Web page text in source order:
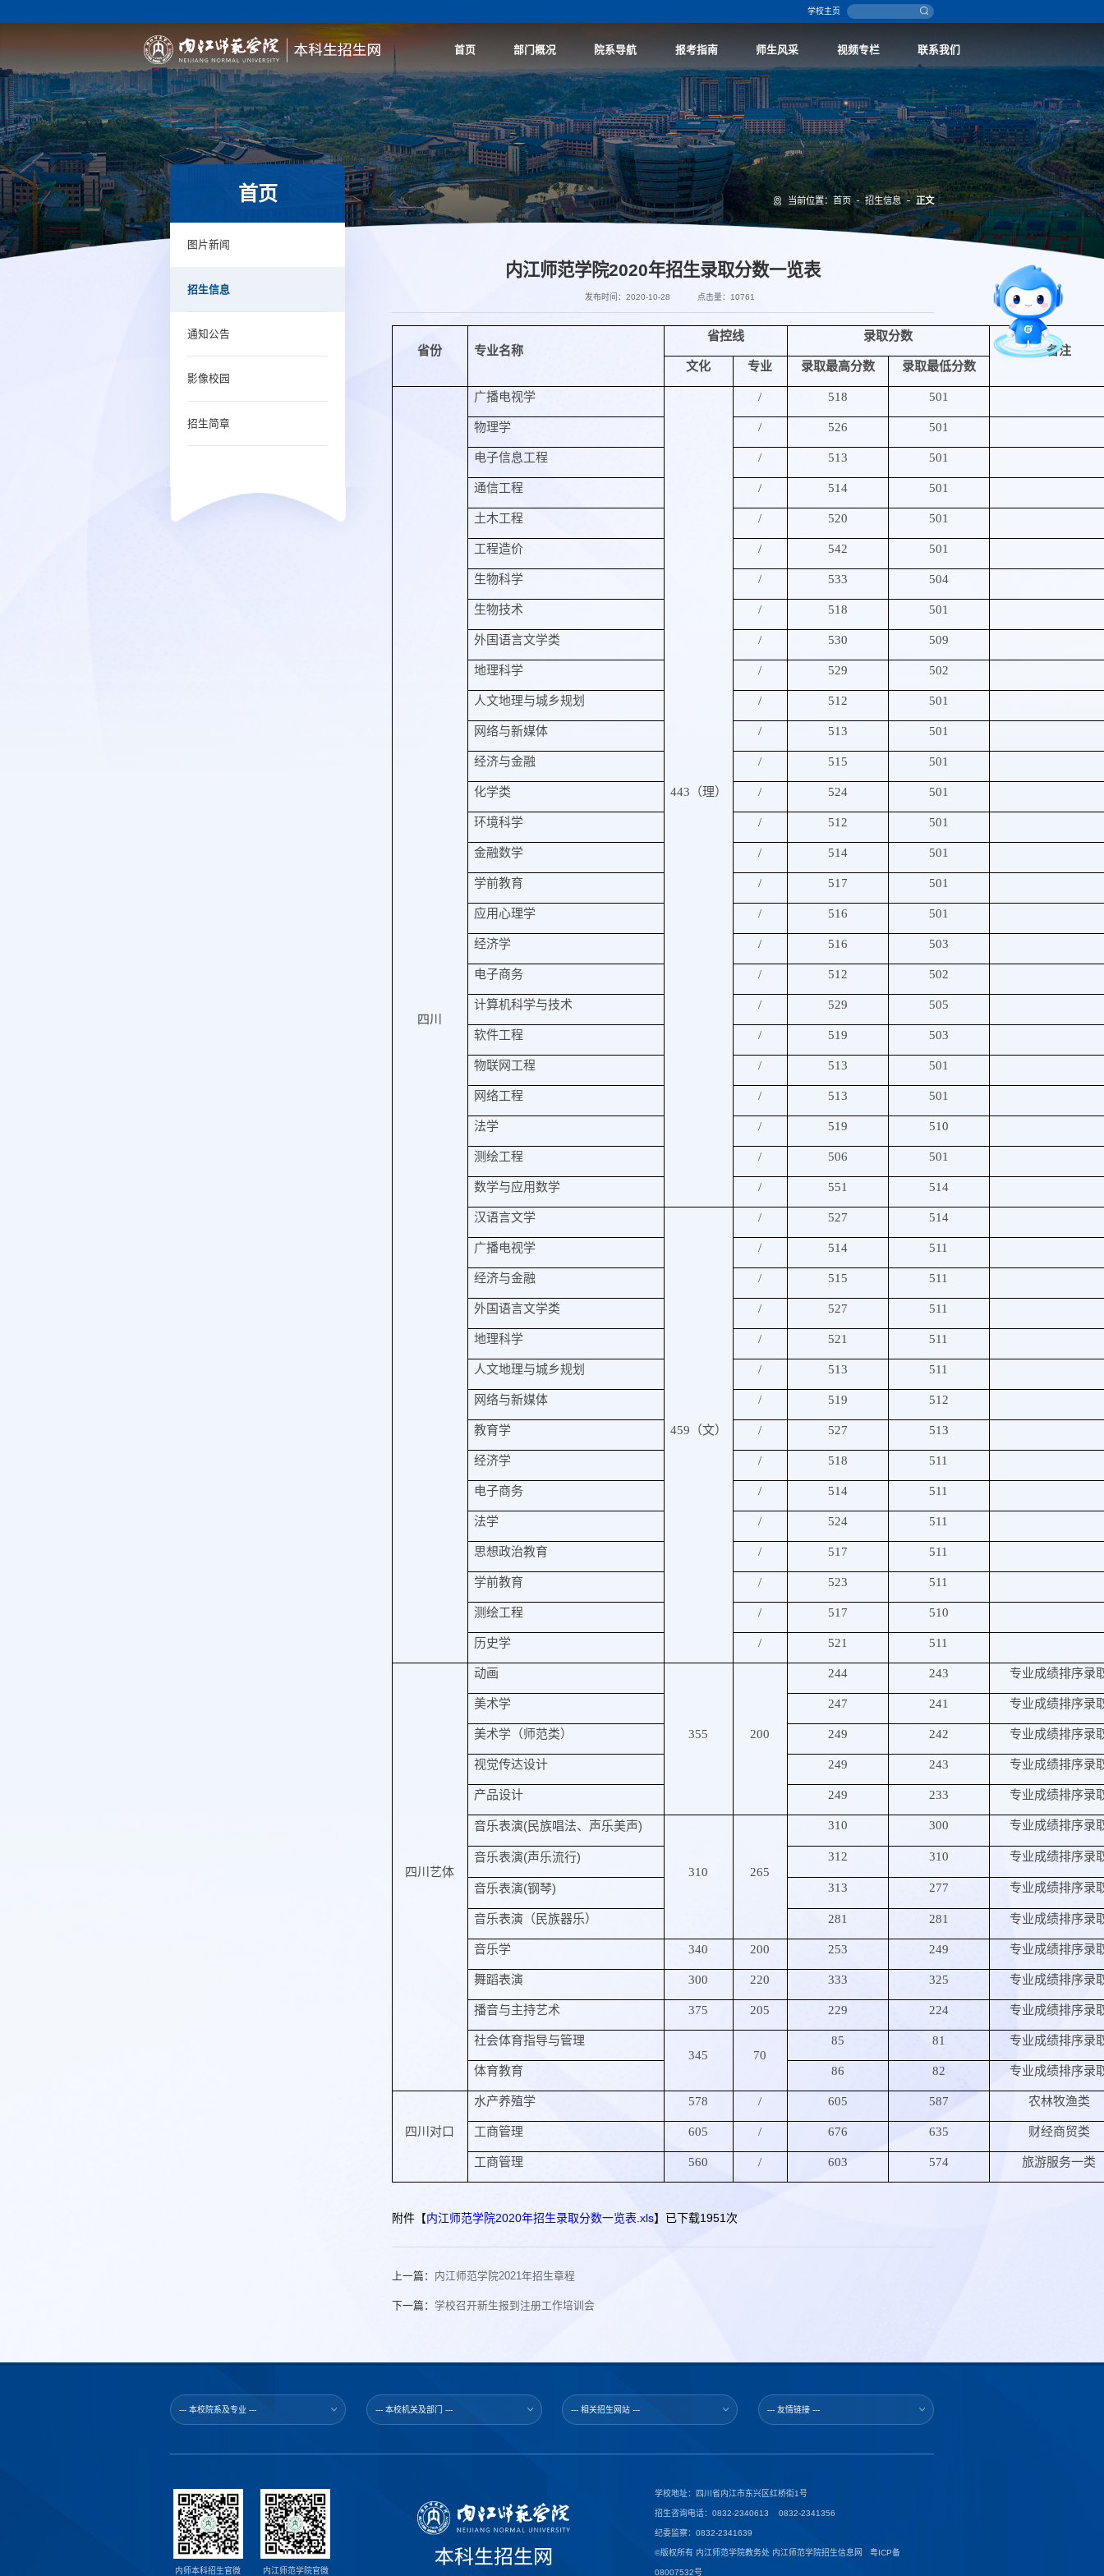
学校主页
首页 部门概况 院系导航 报考指南 师生风采 视频专栏 联系我们
当前位置：首页 招生信息 正文
首页
图片新闻
招生信息
通知公告
影像校园
招生简章
内江师范学院2020年招生录取分数一览表
发布时间：2020-10-28 点击量： 10761
省份 专业名称
省控线
录取分数
备注
文化
专业 录取最高分数 录取最低分数
四川
广播电视学
443 （理）
/ 518 501
物理学 / 526 501
电子信息工程 / 513 501
通信工程 / 514 501
土木工程 / 520 501
工程造价 / 542 501
生物科学 / 533 504
生物技术 / 518 501
外国语言文学类 / 530 509
地理科学 / 529 502
人文地理与城乡规划 / 512 501
网络与新媒体 / 513 501
经济与金融 / 515 501
化学类 / 524 501
环境科学 / 512 501
金融数学 / 514 501
学前教育 / 517 501
应用心理学 / 516 501
经济学 / 516 503
电子商务 / 512 502
计算机科学与技术 / 529 505
软件工程 / 519 503
物联网工程 / 513 501
网络工程 / 513 501
法学 / 519 510
测绘工程 / 506 501
数学与应用数学 / 551 514
汉语言文学
459 （文）
/ 527 514
广播电视学 / 514 511
经济与金融 / 515 511
外国语言文学类 / 527 511
地理科学 / 521 511
人文地理与城乡规划 / 513 511
网络与新媒体 / 519 512
教育学 / 527 513
经济学 / 518 511
电子商务 / 514 511
法学 / 524 511
思想政治教育 / 517 511
学前教育 / 523 511
测绘工程 / 517 510
历史学 / 521 511
四川艺体
动画
355 200
244 243 专业成绩排序录
美术学 247 241 专业成绩排序录
美术学（师范类） 249 242 专业成绩排序录
视觉传达设计 249 243 专业成绩排序录
产品设计 249 233 专业成绩排序录
音乐表演(民族唱法、声乐美声)
310 265
310 300 专业成绩排序录
音乐表演(声乐流行) 312 310 专业成绩排序录
音乐表演(钢琴) 313 277 专业成绩排序录
音乐表演（民族器乐） 281 281 专业成绩排序录
音乐学 340 200 253 249 专业成绩排序录
舞蹈表演 300 220 333 325 专业成绩排序录
播音与主持艺术 375 205 229 224 专业成绩排序录
社会体育指导与管理
345
70
85 81 专业成绩排序录
体育教育 86 82 专业成绩排序录
四川对口
水产养殖学 578 / 605 587 农林牧渔类
工商管理 605 / 676 635 财经商贸类
工商管理 560 / 603 574 旅游服务一类
附件【内江师范学院2020年招生录取分数一览表.xls】已下载1951 次
上一篇： 内江师范学院2021年招生章程
下一篇： 学校召开新生报到注册工作培训会
--- 本校院系及专业 --- --- 本校机关及部门 --- --- 相关招生网站 --- --- 友情链接 ---
内师本科招生官微 内江师范学院官微
学校地址：四川省内江市东兴区红桥街1号
招生咨询电话：0832-2340613 0832-2341356
纪委监察：0832-2341639
©版权所有 内江师范学院教务处 内江师范学院招生信息网 粤ICP备
08007532号